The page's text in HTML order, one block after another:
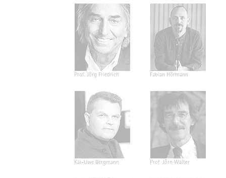
Prof. Jörg Friedrich Fabian Hörmann
Kai-Uwe Bergmann Prof. Jörn Walter